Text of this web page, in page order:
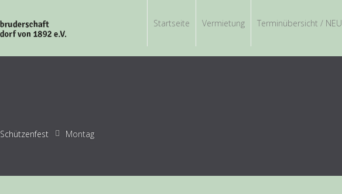
Startseite Vermietung Terminübersicht / NEU
Schützenfest Montag